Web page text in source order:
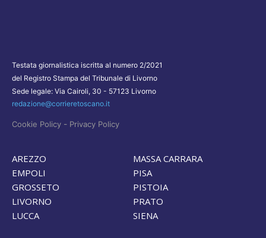
Testata giornalistica iscritta al numero 2/2021
del Registro Stampa del Tribunale di Livorno
Sede legale: Via Cairoli, 30 - 57123 Livorno
redazione@corrieretoscano.it
Cookie Policy - Privacy Policy
AREZZO
EMPOLI
GROSSETO
LIVORNO
LUCCA
MASSA CARRARA
PISA
PISTOIA
PRATO
SIENA